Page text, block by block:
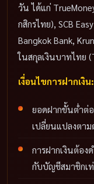
วัน ได้แก่
กสิกรไทย), SCB
Bangkok Bank,
ในสกุลเงินบาทไทย
เงื่อนไขการฝากเงิน:
ยอดฝากขั้นต่ำต่
เปลี่ยนแปลงตา
การฝากเงินต้อ
กับบัญชีสมาชิกเ